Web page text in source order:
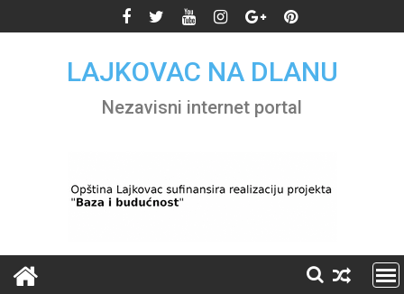
to
LAJKOVAC NA DLANU
Nezavisni internet portal